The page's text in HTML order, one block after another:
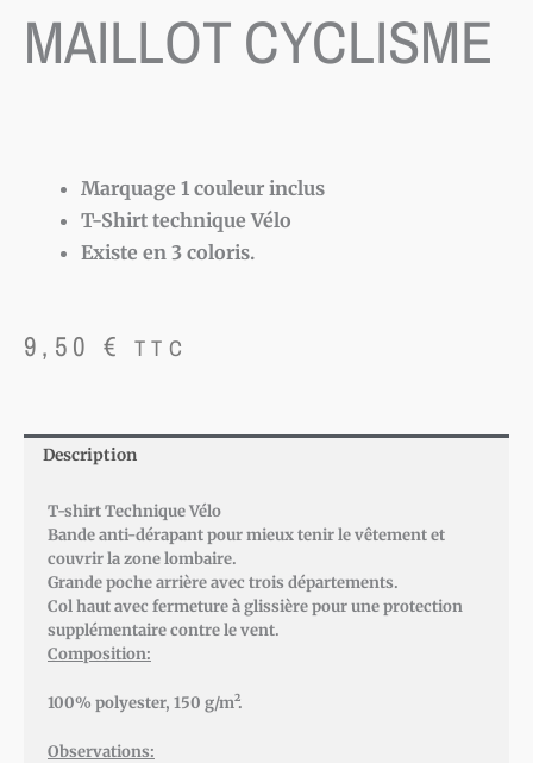
MAILLOT CYCLISME
Marquage 1 couleur inclus
T-Shirt technique Vélo
Existe en 3 coloris.
9,50 € TTC
Description
T-shirt Technique Vélo
Bande anti-dérapant pour mieux tenir le vêtement et
couvrir la zone lombaire.
Grande poche arrière avec trois départements.
Col haut avec fermeture à glissière pour une protection
supplémentaire contre le vent.
Composition:
100% polyester, 150 g/m².
Observations: